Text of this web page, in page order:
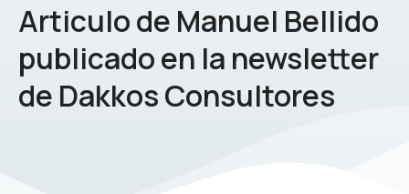
Articulo de Manuel Bellido
publicado en la newsletter
de Dakkos Consultores